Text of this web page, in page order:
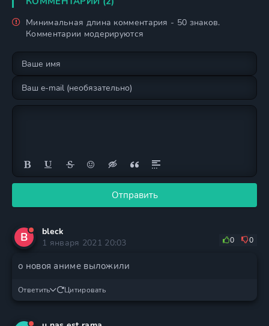
Минимальная длина комментария - 50 знаков.
Комментарии модерируются
Отправить
B
bleck
1 января 2021 20:03
0 0
о новоя аниме выложили
Ответить Цитировать